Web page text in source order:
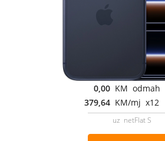
0,00 KM odmah
379,64 KM/mj x12
uz netFlat S